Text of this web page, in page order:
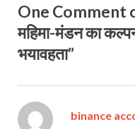
One Comment
महिमा-मंडन का
भयावहता”
binance